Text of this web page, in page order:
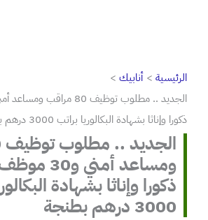
الرئيسية
أنابيك
ذكورا وإناثا بشهادة البكالوريا براتب 3000 درهم بطنجة
ومساعد
ذكورا وإناثا بشهادة
3000 درهم بطنجة